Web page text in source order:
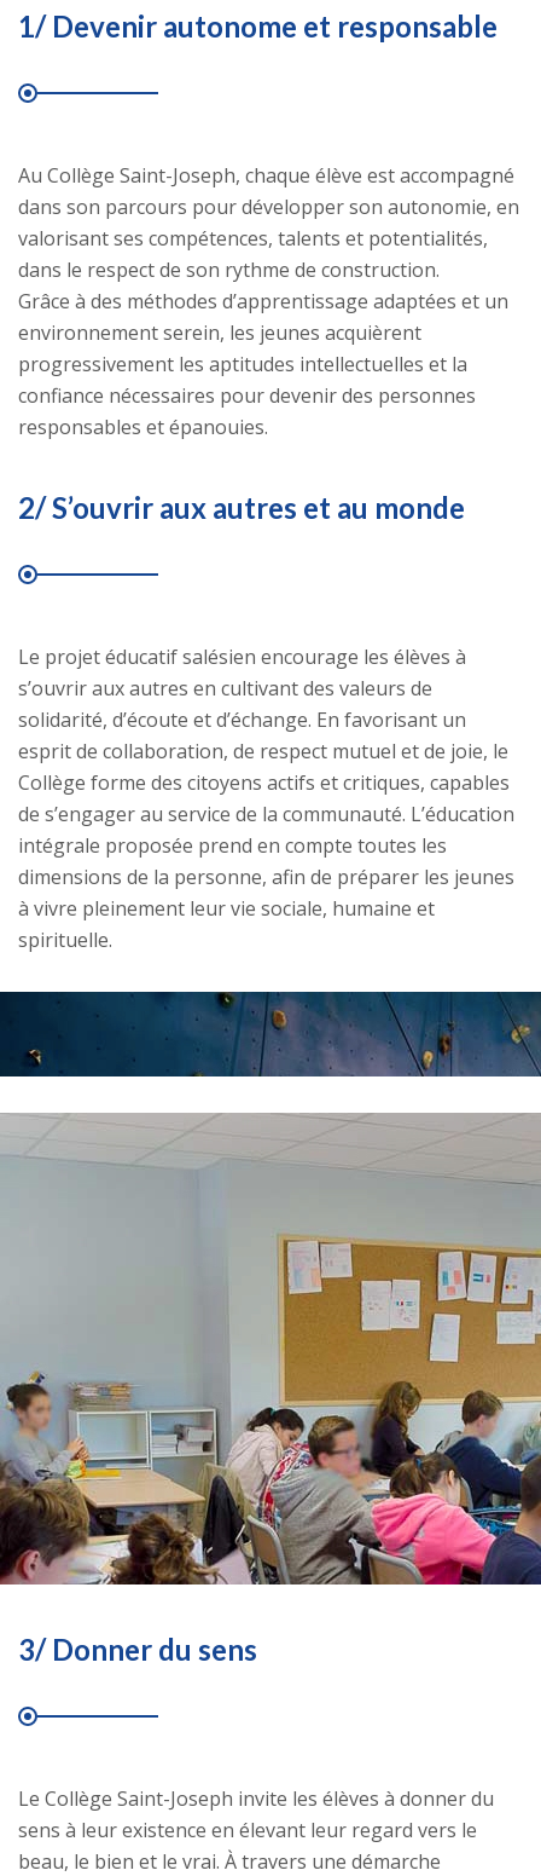
1/ Devenir autonome et responsable
Au Collège Saint-Joseph, chaque élève est accompagné
dans son parcours pour développer son autonomie, en
valorisant ses compétences, talents et potentialités,
dans le respect de son rythme de construction.
Grâce à des méthodes d’apprentissage adaptées et un
environnement serein, les jeunes acquièrent
progressivement les aptitudes intellectuelles et la
confiance nécessaires pour devenir des personnes
responsables et épanouies.
2/ S’ouvrir aux autres et au monde
Le projet éducatif salésien encourage les élèves à
s’ouvrir aux autres en cultivant des valeurs de
solidarité, d’écoute et d’échange. En favorisant un
esprit de collaboration, de respect mutuel et de joie, le
Collège forme des citoyens actifs et critiques, capables
de s’engager au service de la communauté. L’éducation
intégrale proposée prend en compte toutes les
dimensions de la personne, afin de préparer les jeunes
à vivre pleinement leur vie sociale, humaine et
spirituelle.
3/ Donner du sens
Le Collège Saint-Joseph invite les élèves à donner du
sens à leur existence en élevant leur regard vers le
beau, le bien et le vrai. À travers une démarche